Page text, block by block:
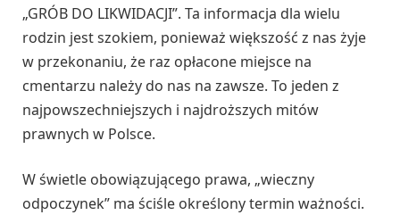
„GRÓB DO LIKWIDACJI”. Ta informacja dla wielu
rodzin jest szokiem, ponieważ większość z nas żyje
w przekonaniu, że raz opłacone miejsce na
cmentarzu należy do nas na zawsze. To jeden z
najpowszechniejszych i najdroższych mitów
prawnych w Polsce.
W świetle obowiązującego prawa, „wieczny
odpoczynek” ma ściśle określony termin ważności.